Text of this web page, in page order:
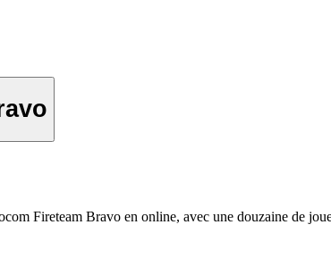
Fireteam Bravo en online, avec une douzaine de